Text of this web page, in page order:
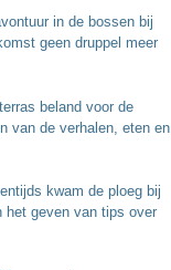
in de bossen bij
geen druppel meer
beland voor de
van de verhalen, eten en
kwam de ploeg bij
het geven van tips over